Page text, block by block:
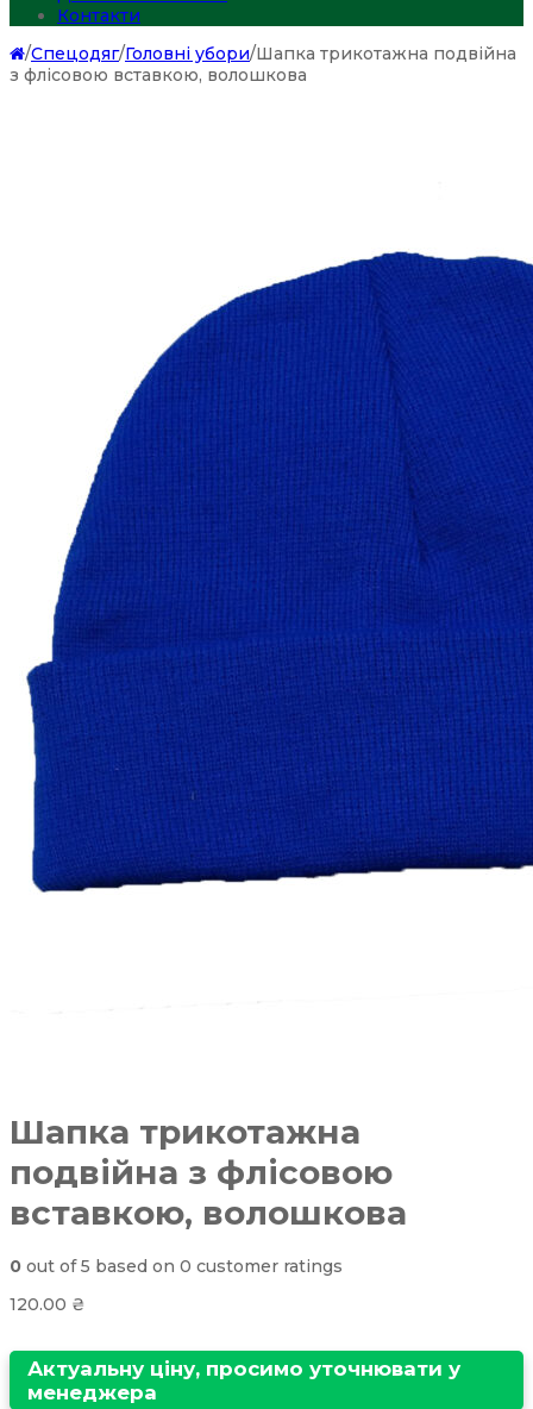
Контакти
/Спецодяг/Головні убори/Шапка трикотажна подвійна
з флісовою вставкою, волошкова
Шапка трикотажна
подвійна з флісовою
вставкою, волошкова
0 out of5 based on 0 customer ratings
120.00 ₴
Актуальну ціну, просимо уточнювати у
менеджера